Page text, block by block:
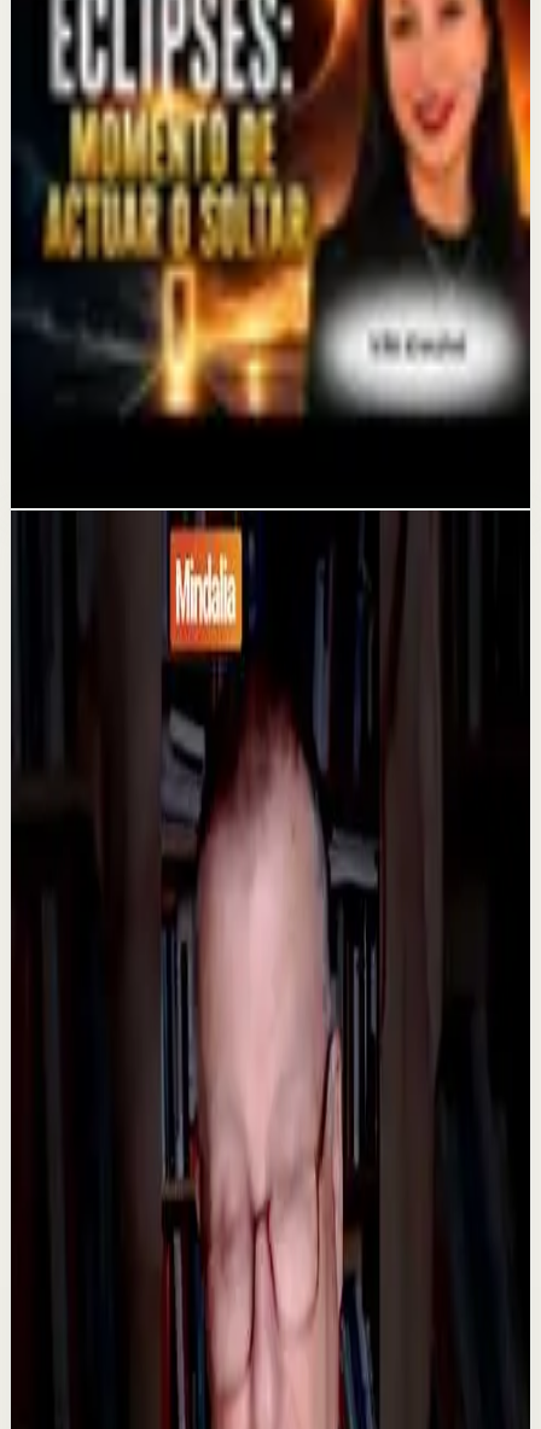
mascota no fueran realmente por ella… sino
por ti?
23 jul
Recuperación
Neuroplasticidad: LA MEDICINA DEL FUTURO
| Cómo la mente cambia el cuerpo | MESA
REDONDA
Sesión profunda
En agosto podrían obligarte a tomar una
decisión importante
Videos relacionados
Media
Razones por las cuales la gente llega a la
depresión | Rafa López en
@asiomasclaropodcast
¿Por qué tantas personas enfrentan la depresión hoy en
día? En esta entrevista, el Dr. Rafa López, psiquiatra,
explica las causas más comunes detrá...
Video estándar
Sesión profundaMedia
Ahorrate pleitos con tu pareja | Por el Placer
de Vivir con César Lozano
¿Y si muchos de los pleitos con tu pareja se pudieran
evitar? No todas las discusiones comienzan por un gran